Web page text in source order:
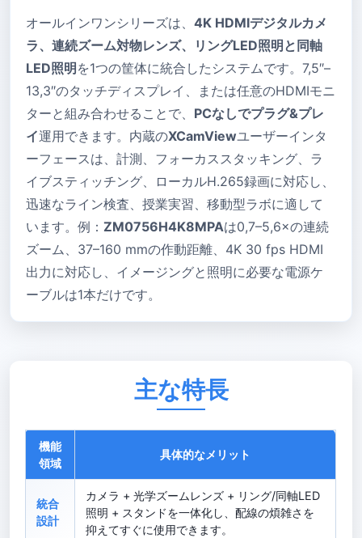
オールインワンシリーズは、4K HDMIデジタルカメ
ラ、連続ズーム対物レンズ、リングLED照明と同軸
LED照明を1つの筐体に統合したシステムです。7,5″–
13,3″のタッチディスプレイ、または任意のHDMIモニ
ターと組み合わせることで、 PCなしでプラグ&プレ
イ運用できます。内蔵のXCamViewユーザーインタ
ーフェースは、計測、フォーカススタッキング、ラ
イブスティッチング、ローカルH.265録画に対応し、
迅速なライン検査、授業実習、移動型ラボに適して
います。例：ZM0756H4K8MPAは0,7–5,6×の連続
ズーム、37–160 mmの作動距離、4K 30 fps HDMI
出力に対応し、イメージングと照明に必要な電源ケ
ーブルは1本だけです。
主な特長
機能
領域
具体的なメリット
統合
設計
カメラ + 光学ズームレンズ + リング/同軸LED
照明 + スタンドを一体化し、配線の煩雑さを
抑えてすぐに使用できます。